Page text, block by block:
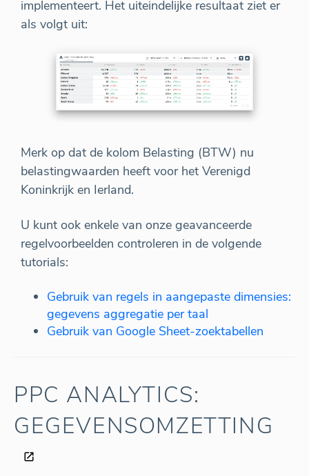
implementeert. Het uiteindelijke resultaat ziet er
als volgt uit:
Merk op dat de kolom Belasting (BTW) nu
belastingwaarden heeft voor het Verenigd
Koninkrijk en Ierland.
U kunt ook enkele van onze geavanceerde
regelvoorbeelden controleren in de volgende
tutorials:
Gebruik van regels in aangepaste dimensies:
gegevens aggregatie per taal
Gebruik van Google Sheet-zoektabellen
PPC ANALYTICS:
GEGEVENSOMZETTING